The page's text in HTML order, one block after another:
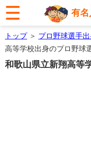
有
トップ＞ プロ野球選手
高等学校出身のプロ野球
和歌山県立新翔高等